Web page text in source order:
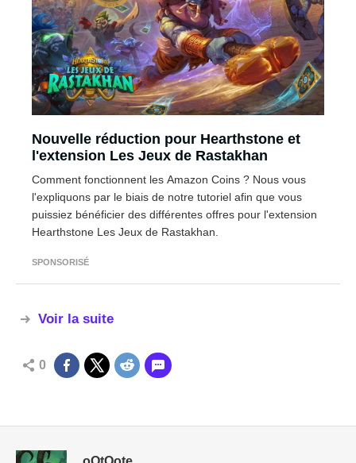
Nouvelle réduction pour Hearthstone et
l'extension Les Jeux de Rastakhan
Comment fonctionnent les Amazon Coins ? Nous vous
l'expliquons par le biais de notre tutoriel afin que vous
puissiez bénéficier des différentes offres pour l'extension
Hearthstone Les Jeux de Rastakhan.
SPONSORISÉ
Voir la suite
0